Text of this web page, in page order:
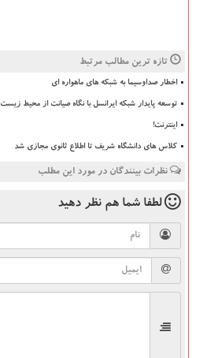
تازه ترین مطالب مرتبط
اخطار صداوسیما به شبکه های ماهواره ای
توسعه پایدار شبکه ایرانسل با نگاه صیانت از محیط زیست
اینترنت!
کلاس های دانشگاه شریف تا اطلاع ثانوی مجازی شد
نظرات بینندگان در مورد این مطلب
لطفا شما هم نظر دهید